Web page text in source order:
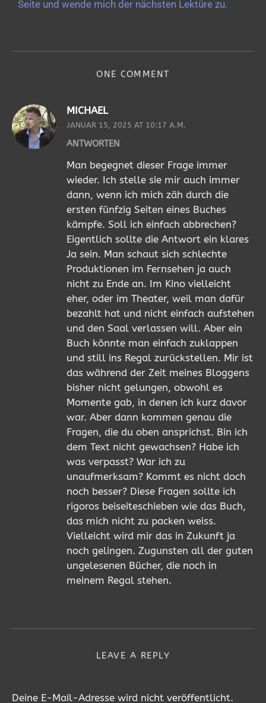
Seite und wende mich der nächsten Lektüre zu.
ONE COMMENT
MICHAEL
JANUAR 15, 2025 AT 10:17 A.M.
ANTWORTEN
Man begegnet dieser Frage immer
wieder. Ich stelle sie mir auch immer
dann, wenn ich mich zäh durch die
ersten fünfzig Seiten eines Buches
kämpfe. Soll ich einfach abbrechen?
Eigentlich sollte die Antwort ein klares
Ja sein. Man schaut sich schlechte
Produktionen im Fernsehen ja auch
nicht zu Ende an. Im Kino vielleicht
eher, oder im Theater, weil man dafür
bezahlt hat und nicht einfach aufstehen
und den Saal verlassen will. Aber ein
Buch könnte man einfach zuklappen
und still ins Regal zurückstellen. Mir ist
das während der Zeit meines Bloggens
bisher nicht gelungen, obwohl es
Momente gab, in denen ich kurz davor
war. Aber dann kommen genau die
Fragen, die du oben ansprichst. Bin ich
dem Text nicht gewachsen? Habe ich
was verpasst? War ich zu
unaufmerksam? Kommt es nicht doch
noch besser? Diese Fragen sollte ich
rigoros beiseiteschieben wie das Buch,
das mich nicht zu packen weiss.
Vielleicht wird mir das in Zukunft ja
noch gelingen. Zugunsten all der guten
ungelesenen Bücher, die noch in
meinem Regal stehen.
LEAVE A REPLY
Deine E-Mail-Adresse wird nicht veröffentlicht.